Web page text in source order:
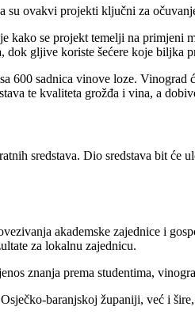
su ovakvi projekti ključni za
kako se projekt temelji na
gljive koriste šećere koje biljka
600 sadnica vinove loze.
te kvaliteta grožđa i vina, a
sredstava. Dio sredstava bit će
akademske zajednice i
za lokalnu zajednicu.
znanja prema studentima,
baranjskoj županiji, već i